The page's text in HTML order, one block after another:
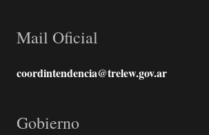
Mail Oficial
coordintendencia@trelew.gov.ar
Gobierno